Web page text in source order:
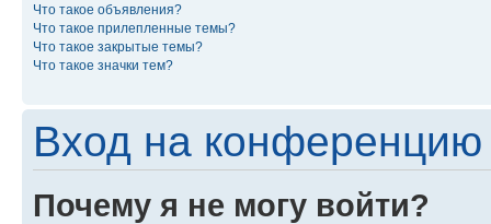
Что такое объявления?
Что такое прилепленные темы?
Что такое закрытые темы?
Что такое значки тем?
Вход на конференцию
Почему я не могу войти?